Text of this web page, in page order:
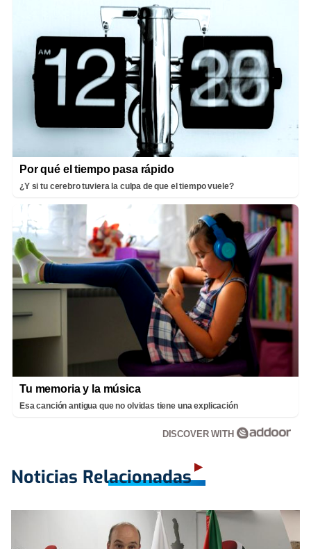
Por qué el tiempo pasa rápido
¿Y si tu cerebro tuviera la culpa de que el tiempo vuele?
Tu memoria y la música
Esa canción antigua que no olvidas tiene una explicación
DISCOVER WITH
Noticias Relacionadas